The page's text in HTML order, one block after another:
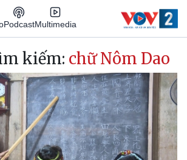
PodcastMultimedia
kiếm: chữ Nôm Dao